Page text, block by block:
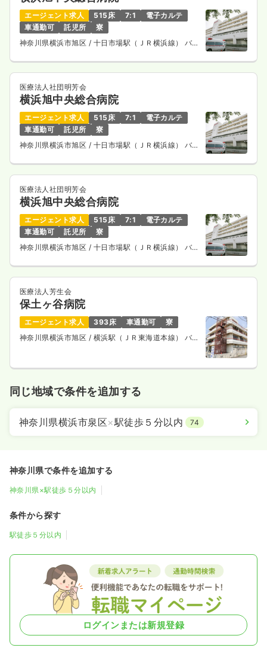
エージェント求人 515床 7:1
電子カルテ
車通勤可
託児所
寮
神奈川県横浜市旭区 / 十日市場駅（ＪＲ横浜線） バス
医療法人社団明芳会
横浜旭中央総合病院
エージェント求人 515床 7:1
電子カルテ
車通勤可
託児所
寮
神奈川県横浜市旭区 / 十日市場駅（ＪＲ横浜線） バス
医療法人社団明芳会
横浜旭中央総合病院
エージェント求人 515床 7:1
電子カルテ
車通勤可
託児所
寮
神奈川県横浜市旭区 / 十日市場駅（ＪＲ横浜線） バス
医療法人芳生会
保土ヶ谷病院
エージェント求人 393床 車通勤可
寮
神奈川県横浜市旭区 / 横浜駅（ＪＲ東海道本線） バス
同じ地域で条件を追加する
神奈川県横浜市泉区×駅徒歩５分以内 74
神奈川県で条件を追加する
神奈川県×駅徒歩５分以内
条件から探す
駅徒歩５分以内
ログインまたは新規登録